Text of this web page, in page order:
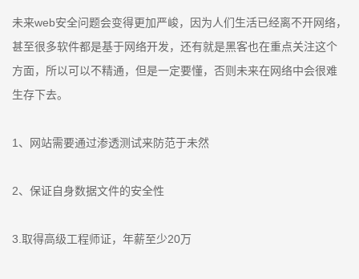
未来web安全问题会变得更加严峻，因为人们生活已经离不开网络，
甚至很多软件都是基于网络开发，还有就是黑客也在重点关注这个
方面，所以可以不精通，但是一定要懂，否则未来在网络中会很难
生存下去。
1、网站需要通过渗透测试来防范于未然
2、保证自身数据文件的安全性
3.取得高级工程师证，年薪至少20万